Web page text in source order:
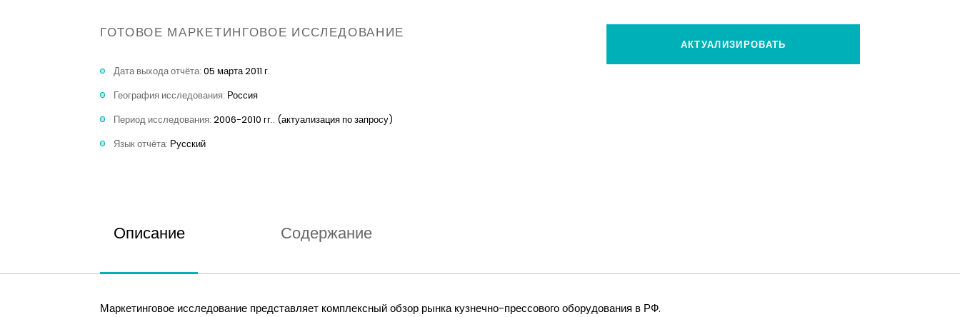
ГОТОВОЕ МАРКЕТИНГОВОЕ ИССЛЕДОВАНИЕ
Дата выхода отчёта: 05 марта 2011 г.
География исследования: Россия
Период исследования: 2006-2010 гг.. (актуализация по запросу)
Язык отчёта: Русский
АКТУАЛИЗИРОВАТЬ
Описание Содержание
Маркетинговое исследование представляет комплексный обзор рынка кузнечно-прессового оборудования в РФ.